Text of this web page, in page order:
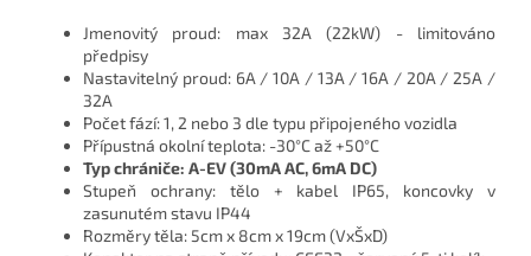
Jmenovitý proud: max 32A (22kW) - limitováno
předpisy
Nastavitelný proud:6A / 10A / 13A / 16A / 20A / 25A /
32A
Počet fází:1, 2 nebo 3 dle typu připojeného vozidla
Přípustná okolní teplota: -30°C až +50°C
Typ chrániče: A-EV (30mA AC, 6mA DC)
Stupeň ochrany:tělo + kabel IP65, koncovky v
zasunutém stavu IP44
Rozměry těla: 5cm x 8cm x 19cm (VxŠxD)